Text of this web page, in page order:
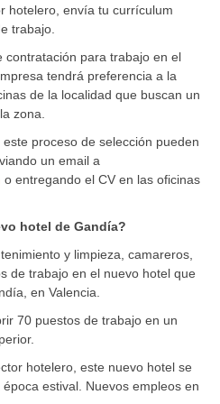
hotelero, envía tu currículum
trabajo.
contratación para trabajo en el
tendrá preferencia a la
de la localidad que buscan un
zona.
proceso de selección pueden
un email a
o entregando el CV en las oficinas
hotel de Gandía?
y limpieza, camareros,
de trabajo en el nuevo hotel que
en Valencia.
70 puestos de trabajo en un
hotelero, este nuevo hotel se
estival. Nuevos empleos en